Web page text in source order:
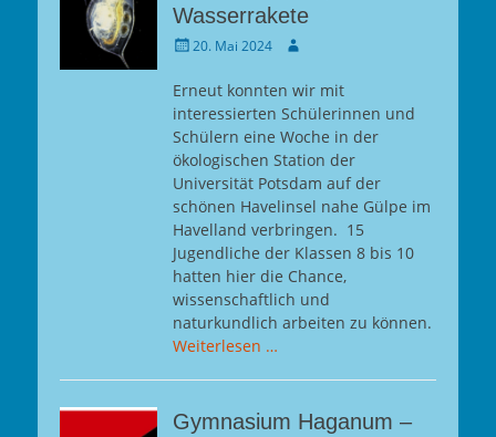
Wasserrakete
Gepostet
20. Mai 2024 Autor
Erneut konnten wir mit
interessierten Schülerinnen und
Schülern eine Woche in der
ökologischen Station der
Universität Potsdam auf der
schönen Havelinsel nahe Gülpe im
Havelland verbringen. 15
Jugendliche der Klassen 8 bis 10
hatten hier die Chance,
wissenschaftlich und
naturkundlich arbeiten zu können.
Weiterlesen …
Gymnasium Haganum –